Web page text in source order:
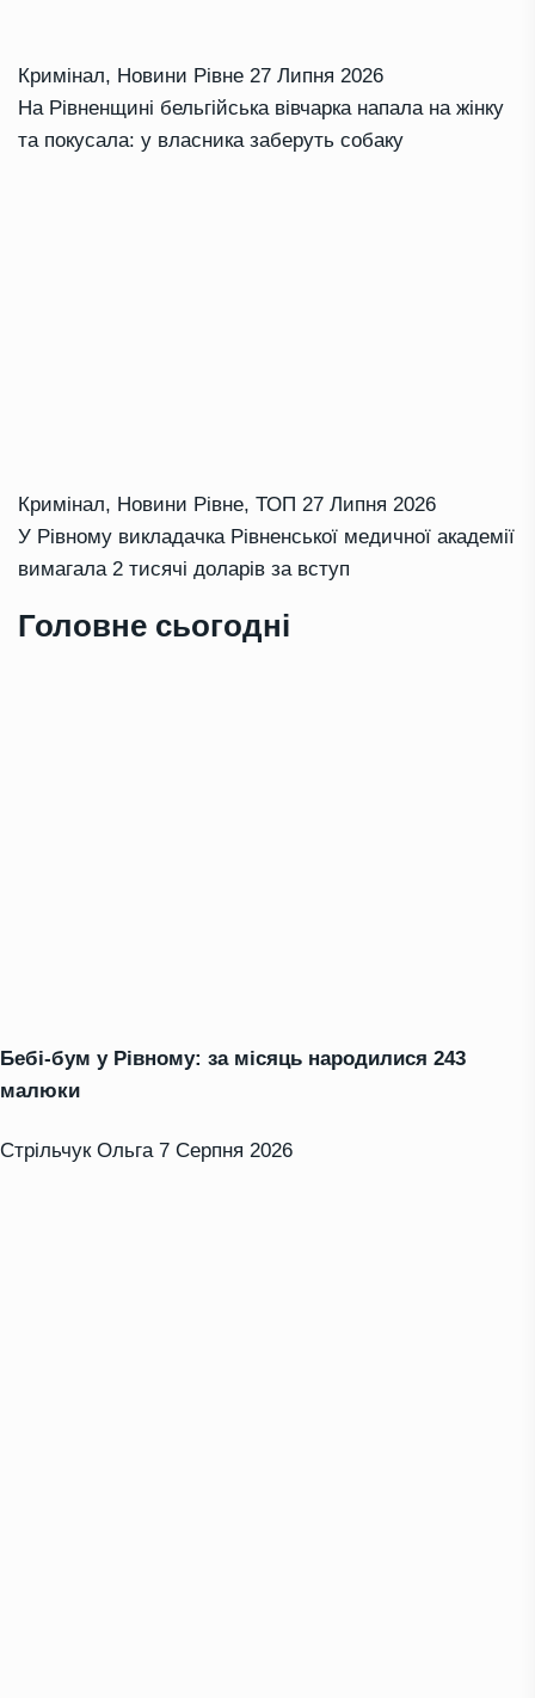
Кримінал, Новини Рівне 27 Липня 2026
На Рівненщині бельгійська вівчарка напала на жінку
та покусала: у власника заберуть собаку
Кримінал, Новини Рівне, ТОП 27 Липня 2026
У Рівному викладачка Рівненської медичної академії
вимагала 2 тисячі доларів за вступ
Головне сьогодні
Бебі-бум у Рівному: за місяць народилися 243
малюки
Стрільчук Ольга 7 Серпня 2026